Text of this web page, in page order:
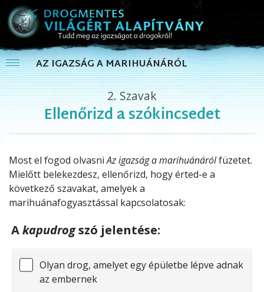
AZ IGAZSÁG A MARIHUÁNÁRÓL
2. Szavak
Ellenőrizd a szókincsedet
Most el fogod olvasniAz igazság a marihuánárólfüzetet.
Mielőtt belekezdesz, ellenőrizd, hogy érted-e a
következő szavakat, amelyek a
marihuánafogyasztással kapcsolatosak:
Akapudrogszó jelentése:
Olyan drog, amelyet egy épületbe lépve adnak
az embernek